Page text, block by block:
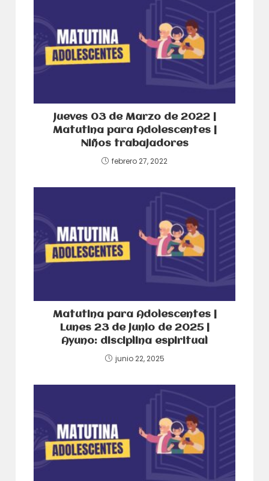
Jueves 03 de Marzo de 2022 |
Matutina para Adolescentes |
Niños trabajadores
febrero 27, 2022
Matutina para Adolescentes |
Lunes 23 de junio de 2025 |
Ayuno: disciplina espiritual
junio 22, 2025